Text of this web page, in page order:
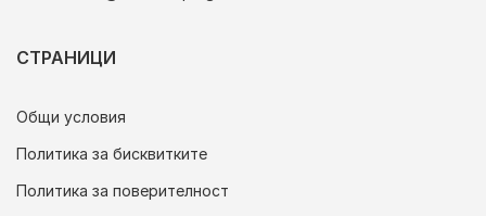
СТРАНИЦИ
Общи условия
Политика за бисквитките
Политика за поверителност